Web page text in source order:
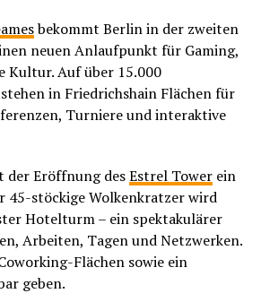
bekommt Berlin in der zweiten
neuen Anlaufpunkt für Gaming,
Kultur. Auf über 15.000
in Friedrichshain Flächen für
Turniere und interaktive
der Eröffnung desEstrel Tower ein
45-stöckige Wolkenkratzer wird
Hotelturm – ein spektakulärer
Arbeiten, Tagen und Netzwerken.
Flächen sowie ein
geben.